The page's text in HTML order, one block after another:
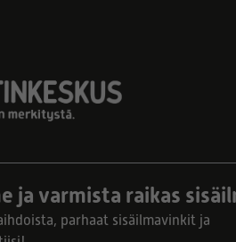
ja varmista raikas
parhaat sisäilmavinkit ja